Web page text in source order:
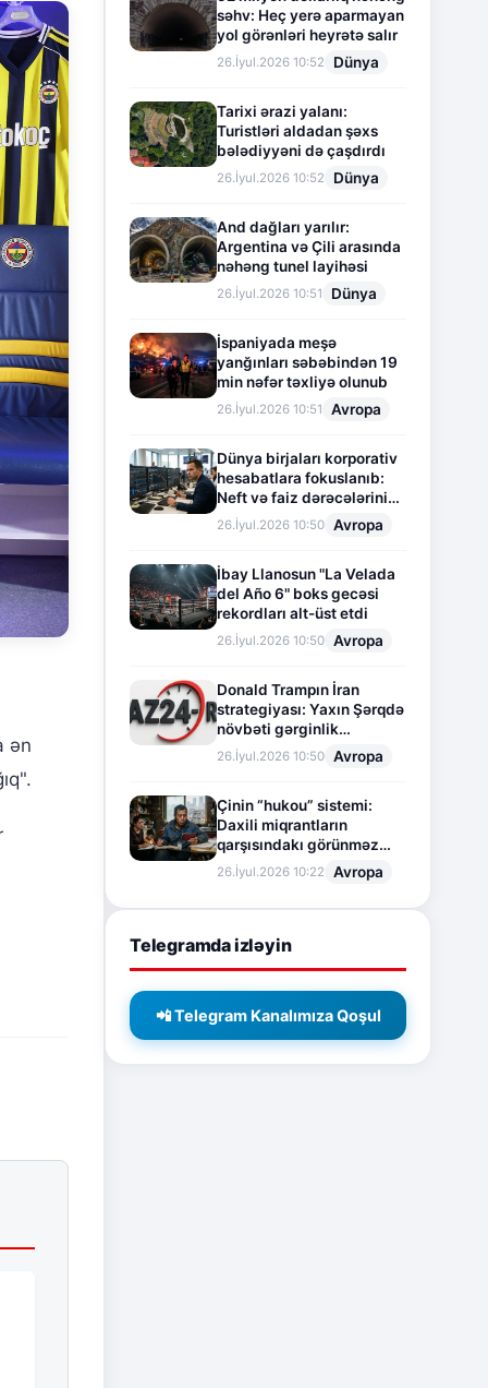
ən
səhv: Heç yerə aparmayan
yol görənləri heyrətə salır
26.İyul.2026 10:52 Dünya
Tarixi ərazi yalanı:
Turistləri aldadan şəxs
bələdiyyəni də çaşdırdı
26.İyul.2026 10:52 Dünya
And dağları yarılır:
Argentina və Çili arasında
nəhəng tunel layihəsi
26.İyul.2026 10:51 Dünya
İspaniyada meşə
yanğınları səbəbindən 19
min nəfər təxliyə olunub
26.İyul.2026 10:51 Avropa
Dünya birjaları korporativ
hesabatlara fokuslanıb:
Neft və faiz dərəcələrinin
təsiri altında cari vəziyyət
26.İyul.2026 10:50 Avropa
İbay Llanosun "La Velada
del Año 6" boks gecəsi
rekordları alt-üst etdi
26.İyul.2026 10:50 Avropa
Donald Trampın İran
strategiyası: Yaxın Şərqdə
növbəti gərginlik
mərhələsi
26.İyul.2026 10:50 Avropa
Çinin “hukou” sistemi:
Daxili miqrantların
qarşısındakı görünməz
sədd
26.İyul.2026 10:22 Avropa
Telegramda izləyin
📲 Telegram Kanalımıza Qoşul